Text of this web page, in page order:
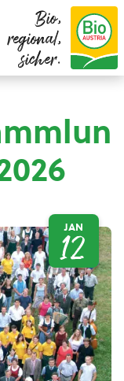
Bio,
regional,
sicher.
JAN
12